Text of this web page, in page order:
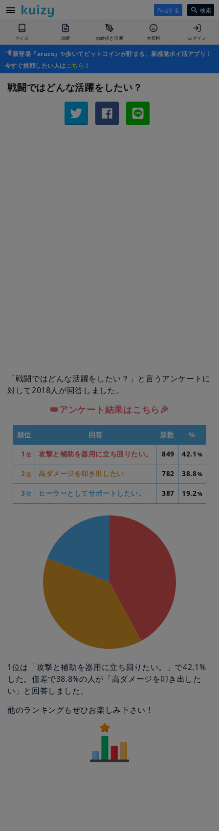
作成する 検索
クイズ 診断 お絵描き診断 大喜利 ログイン
新登場『aruco』✨歩いてビットコインが貯まる、新感覚ポイ活アプリ！
今すぐ挑戦したい人はこちら ！
戦闘ではどんな活躍をしたい？
「戦闘ではどんな活躍をしたい？」と言うアンケートに
対して2018人が回答しました。
👑アンケート結果はこちら🎉
順位 回答 票数 %
1 位 攻撃と補助を器用に立ち回りたい。 849 42.1 %
2位 高ダメージを叩き出したい 782 38.8%
3位 ヒーラーとしてサポートしたい。 387 19.2%
1位は「攻撃と補助を器用に立ち回りたい。」で42.1%
した。僅差で38.8%の人が「高ダメージを叩き出した
い」と回答しました。
他のランキングもぜひお楽しみ下さい！